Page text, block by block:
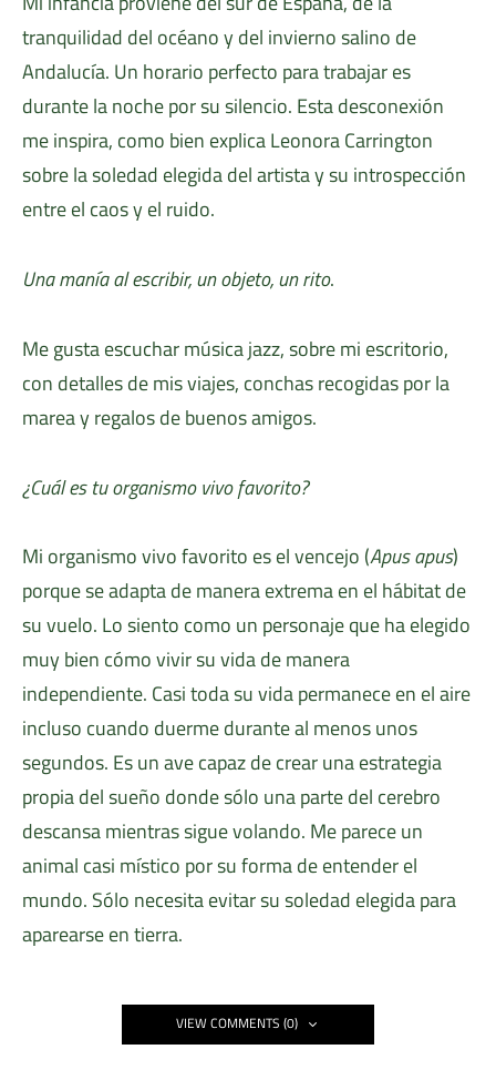
tranquilidad del océano y del invierno salino de
Andalucía. Un horario perfecto para trabajar es
durante la noche por su silencio. Esta desconexión
me inspira, como bien explica Leonora Carrington
sobre la soledad elegida del artista y su introspección
entre el caos y el ruido.
Una manía al escribir, un objeto, un rito.
Me gusta escuchar música jazz, sobre mi escritorio,
con detalles de mis viajes, conchas recogidas por la
marea y regalos de buenos amigos.
¿Cuál es tu organismo vivo favorito?
Mi organismo vivo favorito es el vencejo (Apus apus)
porque se adapta de manera extrema en el hábitat de
su vuelo. Lo siento como un personaje que ha elegido
muy bien cómo vivir su vida de manera
independiente. Casi toda su vida permanece en el aire
incluso cuando duerme durante al menos unos
segundos. Es un ave capaz de crear una estrategia
propia del sueño donde sólo una parte del cerebro
descansa mientras sigue volando. Me parece un
animal casi místico por su forma de entender el
mundo. Sólo necesita evitar su soledad elegida para
aparearse en tierra.
VIEW COMMENTS (0)